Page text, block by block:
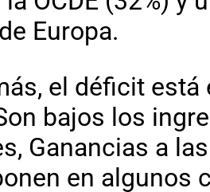
Europa.
el déficit
bajos los
Ganancias a
en algunos